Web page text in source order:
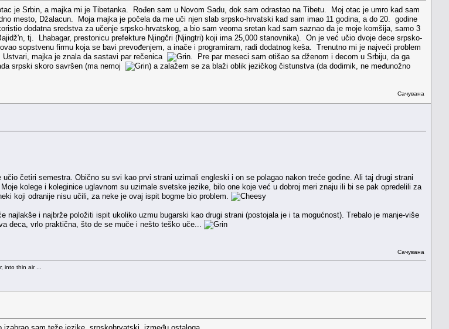
je Srbin, a majka mi je Tibetanka. Rođen sam u Novom Sadu, dok sam odrastao na Tibetu. Moj otac je umro kad sam
mesto, Džalacun. Moja majka je počela da me uči njen slab srpsko-hrvatski kad sam imao 11 godina, a do 20. godine
dodatna sredstva za učenje srpsko-hrvatskog, a bio sam veoma sretan kad sam saznao da je moje komšija, samo 3
tj. Lhabagar, prestonicu prefekture Njingčri (Njingtri) koji ima 25,000 stanovnika). On je već učio dvoje dece srpsko-
sopstvenu firmu koja se bavi prevođenjem, a inače i programiram, radi dodatnog keša. Trenutno mi je najveći problem
majka je znala da sastavi par rečenica
. Pre par meseci sam otišao sa dženom i decom u Srbiju, da ga
srpski skoro savršen (ma nemoj
) a zalažem se za blaži oblik jezičkog čistunstva (da dodirnik, ne međunožno
Сачувана
četiri semestra. Obično su svi kao prvi strani uzimali engleski i on se polagao nakon treće godine. Ali taj drugi strani
kolege i koleginice uglavnom su uzimale svetske jezike, bilo one koje već u dobroj meri znaju ili bi se pak opredelili za
koji odranije nisu učili, za neke je ovaj ispit bogme bio problem.
najlakše i najbrže položiti ispit ukoliko uzmu bugarski kao drugi strani (postojala je i ta mogućnost). Trebalo je manje-više
deca, vrlo praktična, što de se muče i nešto teško uče...
Сачувана
into thin air ...